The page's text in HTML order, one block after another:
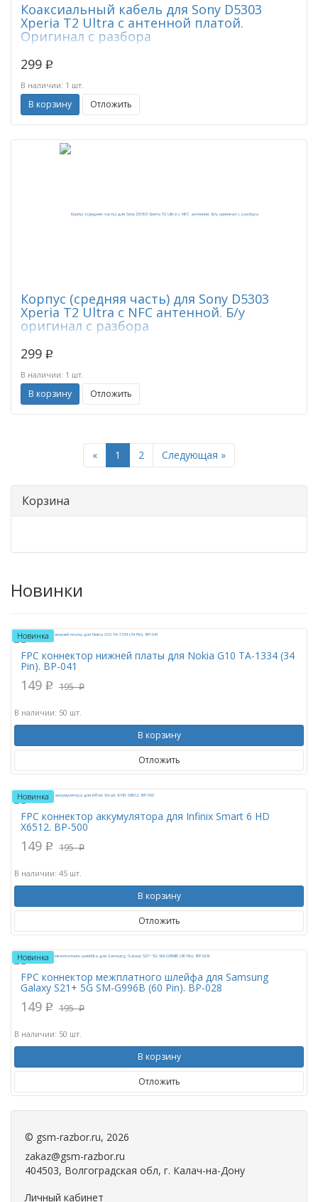
Коаксиальный кабель для Sony D5303
Xperia T2 Ultra с антенной платой.
Оригинал с разбора
299 p
В наличии: 1 шт.
В корзину Отложить
Корпус (средняя часть) для Sony D5303
Xperia T2 Ultra с NFC антенной. Б/у
оригинал с разбора
299 p
В наличии: 1 шт.
В корзину Отложить
«Previous
1 2 Следующая »Next
Корзина
Новинки
Новинка
FPC коннектор нижней платы для Nokia G10 TA-1334 (34
Pin). BP-041
149 p 195 p
В наличии: 50 шт.
В корзину
Отложить
Новинка
FPC коннектор аккумулятора для Infinix Smart 6 HD
X6512. BP-500
149 p 195 p
В наличии: 45 шт.
В корзину
Отложить
Новинка
FPC коннектор межплатного шлейфа для Samsung
Galaxy S21+ 5G SM-G996B (60 Pin). BP-028
149 p 195 p
В наличии: 50 шт.
В корзину
Отложить
© gsm-razbor.ru, 2026
zakaz@gsm-razbor.ru
404503, Волгоградская обл, г. Калач-на-Дону
Личный кабинет